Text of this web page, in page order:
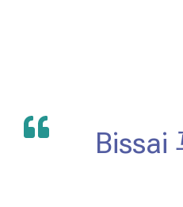
Bissai